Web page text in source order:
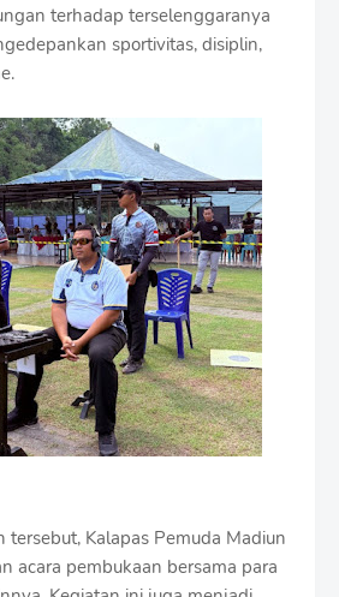
terhadap terselenggaranya
sportivitas, disiplin,
tersebut, Kalapas Pemuda Madiun
acara pembukaan bersama para